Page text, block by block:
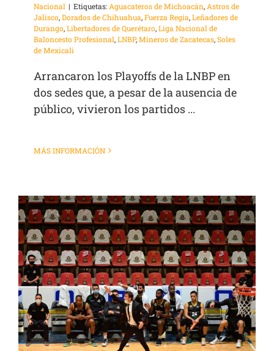
Nacional | Etiquetas: Aguacateros de Michoacán, Astros de
Jalisco,Dorados de Chihuahua,Fuerza Regia,Leñadores de
Durango,Libertadores de Querétaro,Liga Nacional de
Baloncesto Profesional,LNBP,Mineros de Zacatecas,Soles
de Mexicali
Arrancaron los Playoffs de la LNBP en
dos sedes que, a pesar de la ausencia de
público, vivieron los partidos ...
MÁS INFORMACIÓN